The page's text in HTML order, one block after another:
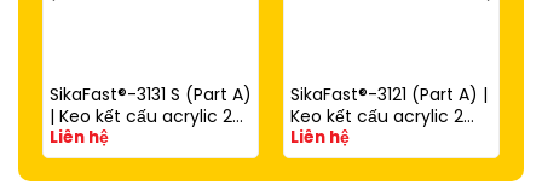
SikaFast®-3131 S (Part A)
| Keo kết cấu acrylic 2
thành phần đóng rắn
nhanh dùng với
SikaFast®-3081 N (Part
Liên hệ
SikaFast®-3121 (Part A) |
Keo kết cấu acrylic 2
thành phần đóng rắn
nhanh (dùng với
SikaFast®-3081 N Part B)
Liên hệ